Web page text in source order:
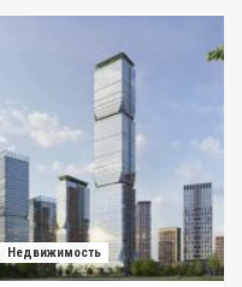
Недвижимость